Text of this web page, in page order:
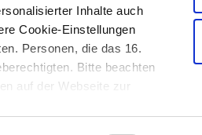
Inhalte auch
Cookie-Einstellungen
Personen, die das 16.
Bitte beachten
auf der Webseite zur